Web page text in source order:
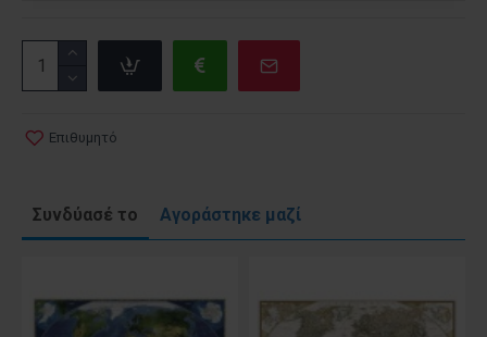
Επιθυμητό
Συνδύασέ το Αγοράστηκε μαζί